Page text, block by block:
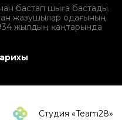
бастап шыға бастады.
жазушылар одағының
жылдың қаңтарында
Студия «Team28»